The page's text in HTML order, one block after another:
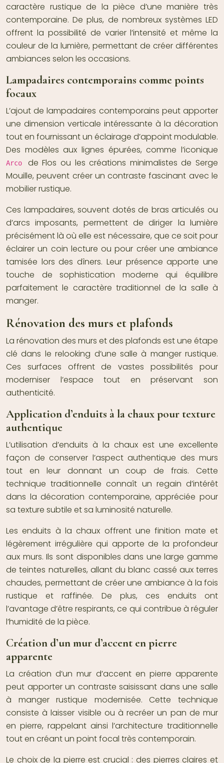
caractère rustique de la pièce d’une manière très
contemporaine. De plus, de nombreux systèmes LED
offrent la possibilité de varier l’intensité et même la
couleur de la lumière, permettant de créer différentes
ambiances selon les occasions.
Lampadaires contemporains comme points
focaux
L’ajout de lampadaires contemporains peut apporter
une dimension verticale intéressante à la décoration
tout en fournissant un éclairage d’appoint modulable.
Des modèles aux lignes épurées, comme l’iconique
Arco de Flos ou les créations minimalistes de Serge
Mouille, peuvent créer un contraste fascinant avec le
mobilier rustique.
Ces lampadaires, souvent dotés de bras articulés ou
d’arcs imposants, permettent de diriger la lumière
précisément là où elle est nécessaire, que ce soit pour
éclairer un coin lecture ou pour créer une ambiance
tamisée lors des dîners. Leur présence apporte une
touche de sophistication moderne qui équilibre
parfaitement le caractère traditionnel de la salle à
manger.
Rénovation des murs et plafonds
La rénovation des murs et des plafonds est une étape
clé dans le relooking d’une salle à manger rustique.
Ces surfaces offrent de vastes possibilités pour
moderniser l’espace tout en préservant son
authenticité.
Application d’enduits à la chaux pour texture
authentique
L’utilisation d’enduits à la chaux est une excellente
façon de conserver l’aspect authentique des murs
tout en leur donnant un coup de frais. Cette
technique traditionnelle connaît un regain d’intérêt
dans la décoration contemporaine, appréciée pour
sa texture subtile et sa luminosité naturelle.
Les enduits à la chaux offrent une finition mate et
légèrement irrégulière qui apporte de la profondeur
aux murs. Ils sont disponibles dans une large gamme
de teintes naturelles, allant du blanc cassé aux terres
chaudes, permettant de créer une ambiance à la fois
rustique et raffinée. De plus, ces enduits ont
l’avantage d’être respirants, ce qui contribue à réguler
l’humidité de la pièce.
Création d’un mur d’accent en pierre
apparente
La création d’un mur d’accent en pierre apparente
peut apporter un contraste saisissant dans une salle
à manger rustique modernisée. Cette technique
consiste à laisser visible ou à recréer un pan de mur
en pierre, rappelant ainsi l’architecture traditionnelle
tout en créant un point focal très contemporain.
Le choix de la pierre est crucial : des pierres claires et